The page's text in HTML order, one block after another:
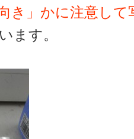
き」かに注意して
ます。